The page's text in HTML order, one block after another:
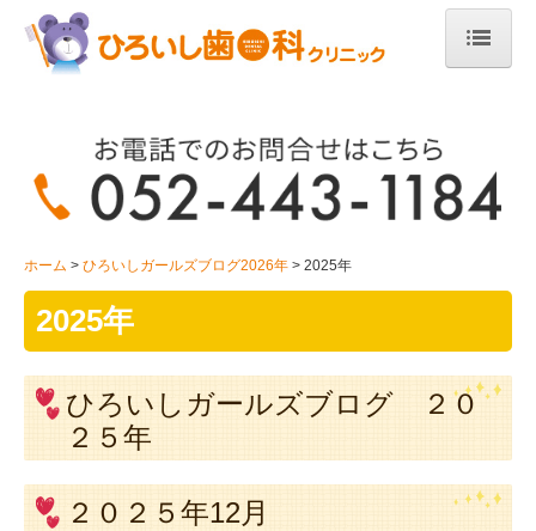
医院紹介
診療案内
一般歯科
小児歯科
在宅医療・歯科訪問診療
矯正歯科
ホーム ひろいしガールズブログ2026年 2025年
2025年
ひろいしガールズブログ ２０
２５年
２０２５年12月